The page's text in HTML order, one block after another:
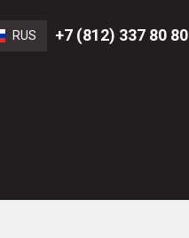
RUS +7 (812) 337 80 80